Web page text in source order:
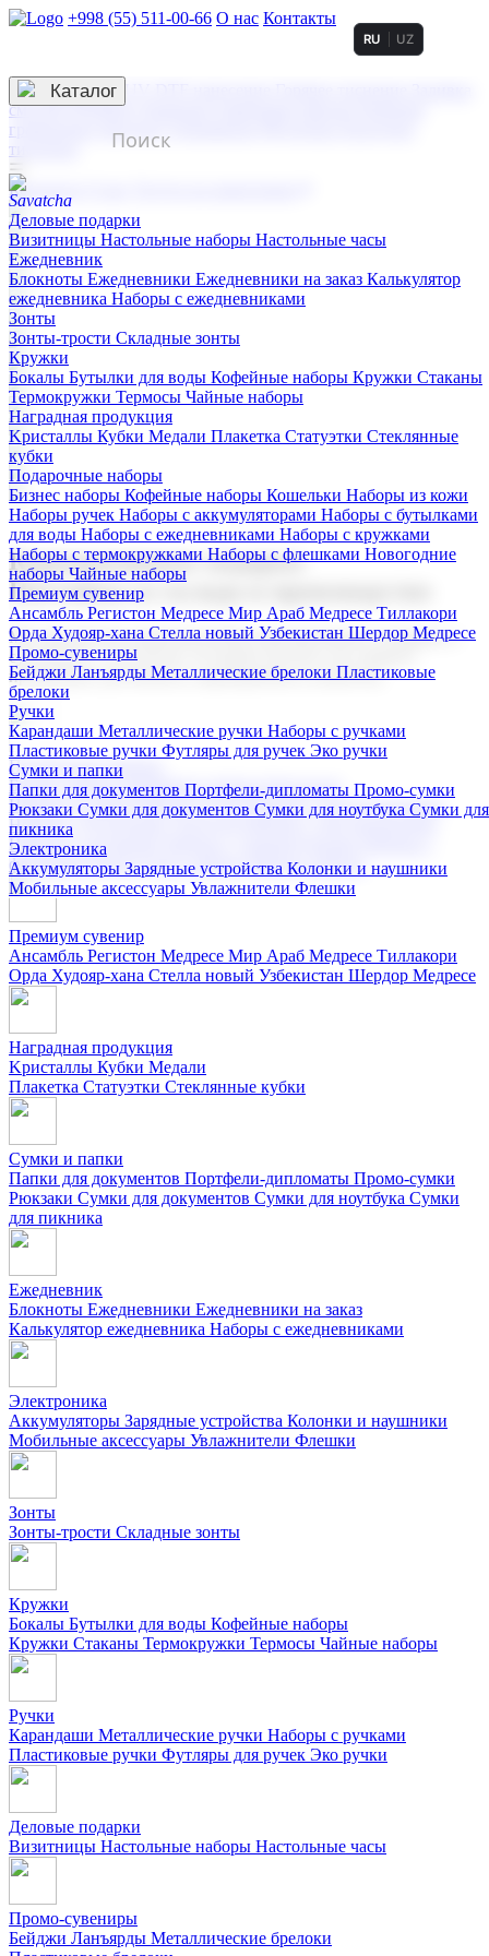
+998 (55) 511-00-66 О нас Контакты
3D гравировка
смолой (Doming)
гравировка твердая
тиснение
RU UZ
☰
Контакты
Каталог
Деловые подарки
Визитницы Настольные наборы Настольные часы
Ежедневник
Блокноты Ежедневники Ежедневники на заказ Калькулятор
ежедневника Наборы с ежедневниками
Зонты
Зонты-трости Складные зонты
Кружки
Бокалы Бутылки для воды Кофейные наборы Кружки Стаканы
Термокружки Термосы Чайные наборы
Наградная продукция
Kристаллы Кубки Медали Плакетка Статуэтки Стеклянные
кубки
Подарочные наборы
Бизнес наборы Кофейные наборы Кошельки Наборы из кожи
Наборы ручек Наборы с аккумуляторами Наборы с бутылками
для воды Наборы с ежедневниками Наборы с кружками
Наборы с термокружками Наборы с флешками Новогодние
наборы Чайные наборы
Премиум сувенир
Ансамбль Регистон Медресе Мир Араб Медресе Тиллакори
Орда Худояр-хана Стелла новый Узбекистан Шердор Медресе
Промо-сувениры
Бейджи Ланъярды Металлические брелоки Пластиковые
брелоки
Ручки
Карандаши Металлические ручки Наборы с ручками
Пластиковые ручки Футляры для ручек Эко ручки
Сумки и папки
Папки для документов Портфели-дипломаты Промо-сумки
Рюкзаки Сумки для документов Сумки для ноутбука Сумки для
пикника
Электроника
Аккумуляторы Зарядные устройства Колонки и наушники
Мобильные аксессуары Увлажнители Флешки
Корпоративные подарки
Поставка со склада и производство
Мы предлагаем широкий выбор корпоративных подарков и
сувениров с логотипом. В нашем каталоге вы найдете
продукцию для бизнеса, мероприятия и клиентов.
Подарочные наборы
Бизнес наборыКофейные наборы Кошельки
Наборы из кожиНаборы ручекНаборы с аккумуляторами
Наборы с бутылками для воды
Наборы с ежедневниками
Наборы с кружками
флешкамиНовогодние наборыЧайные наборы
Премиум сувенир
Ансамбль Регистон Медресе Мир Араб Медресе Тиллакори
Орда Худояр-хана Стелла новый Узбекистан Шердор Медресе
Наградная продукция
Kристаллы Кубки Медали
Плакетка Статуэтки Стеклянные кубки
Сумки и папки
Папки для документов Портфели-дипломаты Промо-сумки
Рюкзаки Сумки для документов Сумки для ноутбука Сумки
для пикника
Ежедневник
Блокноты Ежедневники Ежедневники на заказ
Калькулятор ежедневника Наборы с ежедневниками
Электроника
Аккумуляторы Зарядные устройства Колонки и наушники
Мобильные аксессуары Увлажнители Флешки
Зонты
Зонты-трости Складные зонты
Кружки
Бокалы Бутылки для воды Кофейные наборы
Кружки Стаканы Термокружки Термосы Чайные наборы
Ручки
Карандаши Металлические ручки Наборы с ручками
Пластиковые ручки Футляры для ручек Эко ручки
Деловые подарки
Визитницы Настольные наборы Настольные часы
Промо-сувениры
Бейджи Ланъярды Металлические брелоки